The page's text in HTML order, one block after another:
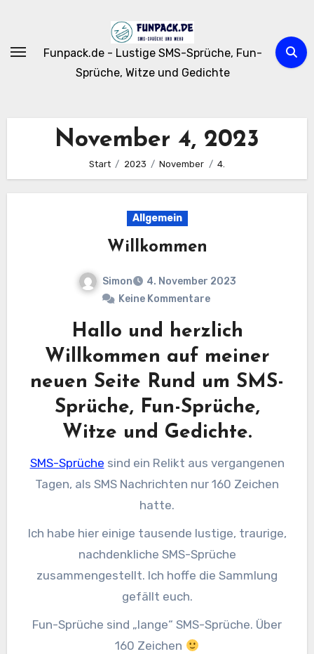
springenFunpack.de - Lustige SMS-Sprüche, Fun-
Sprüche, Witze und Gedichte
November 4, 2023
Start 2023 November 4.
Allgemein
Willkommen
Simon
4. November 2023
Keine Kommentare
Hallo und herzlich
Willkommen auf meiner
neuen Seite Rund um SMS-
Sprüche, Fun-Sprüche,
Witze und Gedichte.
SMS-Sprüche sind ein Relikt aus vergangenen
Tagen, als SMS Nachrichten nur 160 Zeichen
hatte.
Ich habe hier einige tausende lustige, traurige,
nachdenkliche SMS-Sprüche
zusammengestellt. Ich hoffe die Sammlung
gefällt euch.
Fun-Sprüche sind „lange“ SMS-Sprüche. Über
160 Zeichen